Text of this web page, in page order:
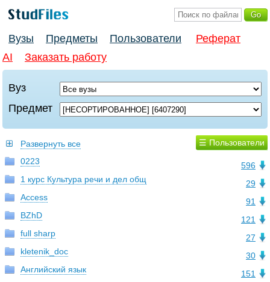
Вузы Предметы Пользователи
Реферат
AI
Заказать работу
Вуз
Предмет
☰ Пользователи
Развернуть все
596
0223
29
1 курс Культура речи и дел общ
91
Access
121
BZhD
27
full sharp
30
kletenik_doc
151
Английский язык